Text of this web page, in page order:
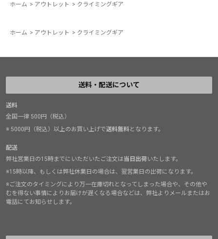
ホーム > アウトレット > クライミングギア
ホーム > アウトレット > クライミングギア
送料・配送について
送料
全国一律 500円（税込）
※ 5000円（税込）以上のお買い上げで送料無料となります。
配送
弊社営業日の15時までにいただいたご注文は当日出荷いたします。
※15時以降、もしくは弊社休業日の場合は、翌営業日の出荷になります。
※ご注文のタイミングにより万一在庫切れとなってしまった場合や、その他や
むを得ない事情によりお届けが遅くなる場合などは、弊社よりメールまたはお
電話にてお知らせします。